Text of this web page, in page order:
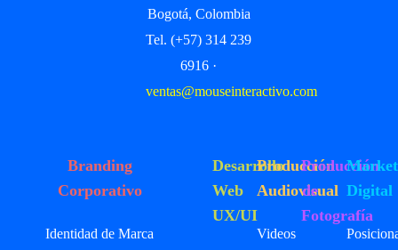
Bogotá, Colombia
Tel. (+57) 314 239
6916 ·
ventas@mouseinteractivo.com
Branding
Corporativo
Identidad de Marca
Desarrollo
Web
UX/UI
Producción
Audiovisual
Videos
Producción
de
Fotografía
Digital